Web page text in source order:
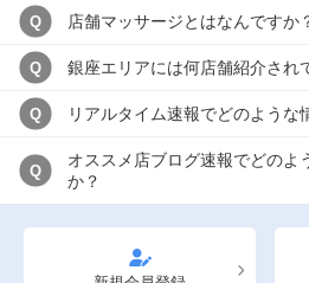
駅から徒歩5分以内
閉じる
Q 店舗マッサージとはなんですか
Q 銀座エリアには何店舗紹介され
Q リアルタイム速報でどのような
Q
オススメ店ブログ速報でどのよ
か？